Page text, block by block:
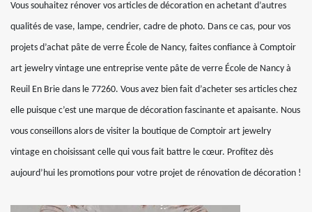
Vous souhaitez rénover vos articles de décoration en achetant d’autres
qualités de vase, lampe, cendrier, cadre de photo. Dans ce cas, pour vos
projets d’achat pâte de verre École de Nancy, faites confiance à Comptoir
art jewelry vintage une entreprise vente pâte de verre École de Nancy à
Reuil En Brie dans le 77260. Vous avez bien fait d’acheter ses articles chez
elle puisque c’est une marque de décoration fascinante et apaisante. Nous
vous conseillons alors de visiter la boutique de Comptoir art jewelry
vintage en choisissant celle qui vous fait battre le cœur. Profitez dès
aujourd’hui les promotions pour votre projet de rénovation de décoration !